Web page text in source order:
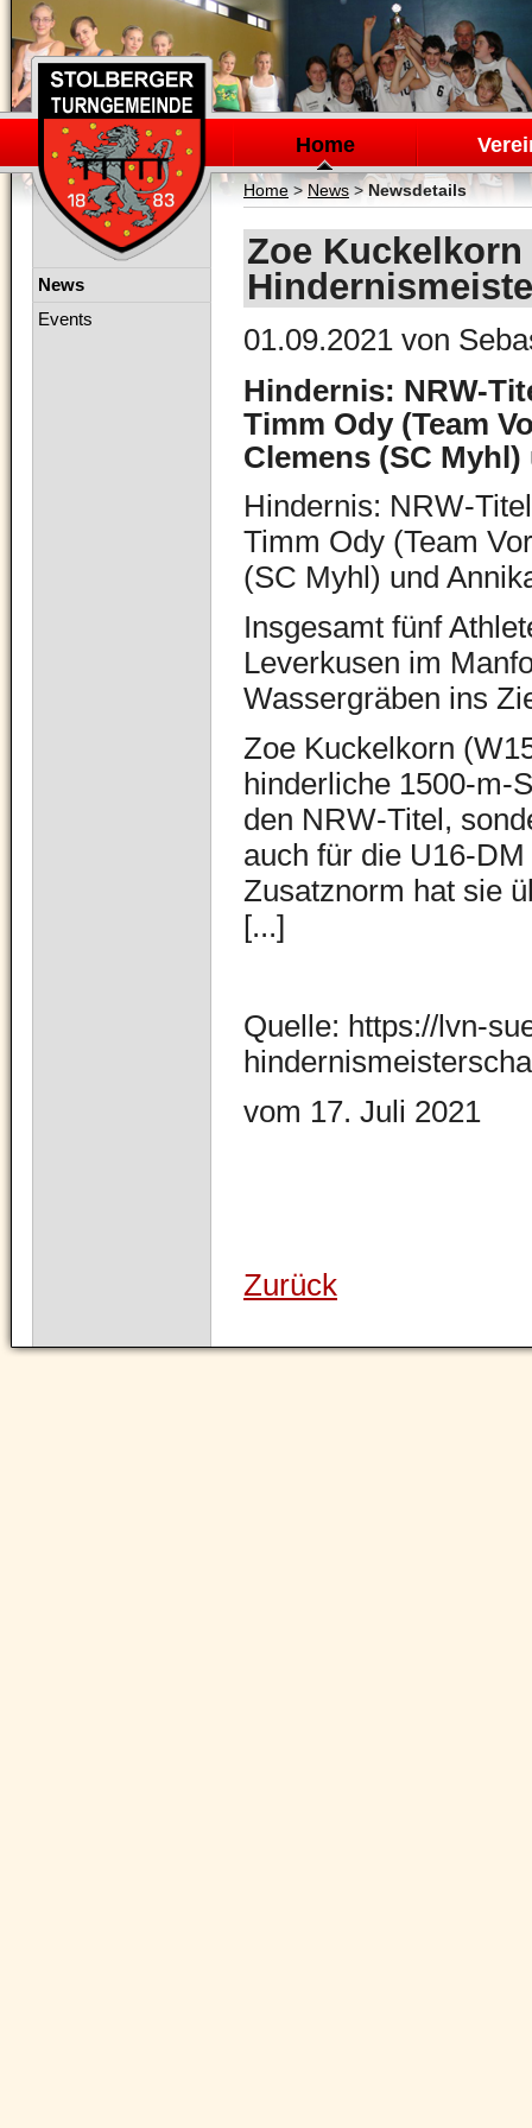
Navigation
überspringen
Home
Home> News>Newsdetails
Zoe
01.09.2021 von
Hindernis: NRW-
Timm Ody (Team
Clemens (SC
Hindernis: NRW-
Timm Ody (Team
(SC Myhl) und
Insgesamt fünf
Leverkusen im
Wassergräben ins
Zoe Kuckelkorn
hinderliche 1500-m-
den NRW-Titel,
auch für die U16-
Zusatznorm hat sie
[...]
Quelle: https://lvn-
vom 17. Juli 2021
Zurück
Navigation
News
Events
Navigation